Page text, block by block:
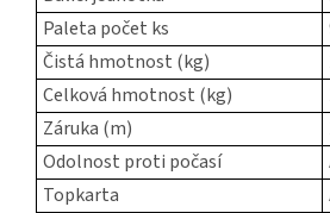
Paleta počet ks
Čistá hmotnost (kg)
Celková hmotnost (kg)
Záruka (m)
Odolnost proti počasí
Topkarta